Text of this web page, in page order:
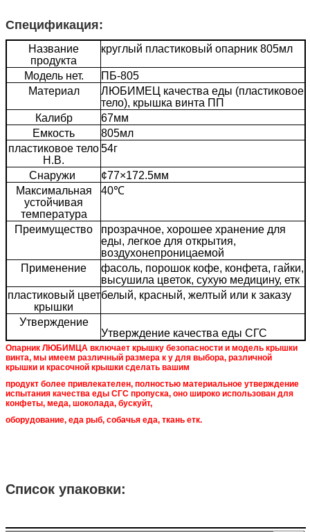
Спецификация:
Название
продукта
круглый пластиковый опарник 805мл
Модель нет.
ПБ-805
Материал
ЛЮБИМЕЦ качества еды (пластиковое
тело), крышка винта ПП
Калибр
67мм
Емкость
805мл
пластиковое тело
Н.В.
54г
Снаружи
¢77×172.5мм
Максимальная
устойчивая
температура
40℃
Преимущество
прозрачное, хорошее хранение для
еды, легкое для открытия,
воздухонепроницаемой
Применение
фасоль, порошок кофе, конфета, гайки,
высушила цветок, сухую медицину, етк
пластиковый цвет
крышки
белый, красный, желтый или к заказу
Утверждение
Утверждение качества еды СГС
Опарник ЛЮБИМЦА включает крышку безопасности и модель крышки
винта, мы имеем различный размера к у для выбора, различной
крышки и красочной крышки сделать вашим
продукт более привлекателен, полностью материальное утверждение
испытания качества еды СГС пропуска, оно широко использован для
конфеты, меда, шоколада, бускуйт,
оборудование, еда рыб, собачья еда, ткань етк.
Список упаковки: